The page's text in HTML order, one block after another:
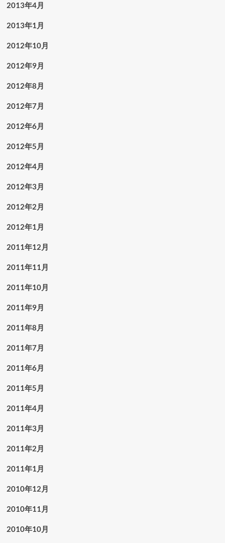
2013年4月
2013年1月
2012年10月
2012年9月
2012年8月
2012年7月
2012年6月
2012年5月
2012年4月
2012年3月
2012年2月
2012年1月
2011年12月
2011年11月
2011年10月
2011年9月
2011年8月
2011年7月
2011年6月
2011年5月
2011年4月
2011年3月
2011年2月
2011年1月
2010年12月
2010年11月
2010年10月